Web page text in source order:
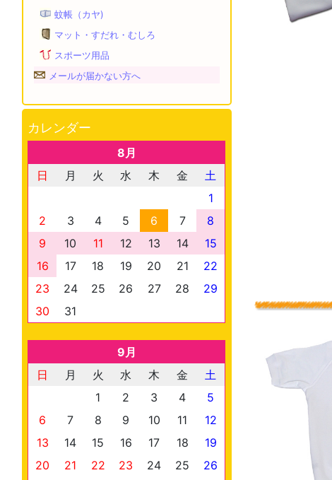
蚊帳（カヤ)
マット・すだれ・むしろ
スポーツ用品
メールが届かない方へ
カレンダー
8月
日
月 火 水 木 金
土
1
2
3 4 5 6 7
8
9
10 11 12 13 14
15
16
17 18 19 20 21
22
23
24 25 26 27 28
29
30
31
9月
日
月 火 水 木 金
土
1
2 3 4
5
6
7 8 9 10 11
12
13
14 15 16 17 18
19
20
21 22 23 24 25
26